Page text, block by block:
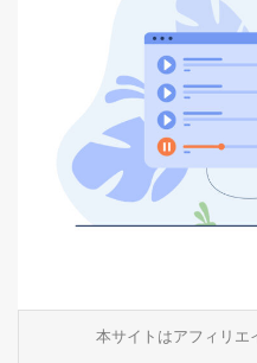
本サイトはアフィリエ